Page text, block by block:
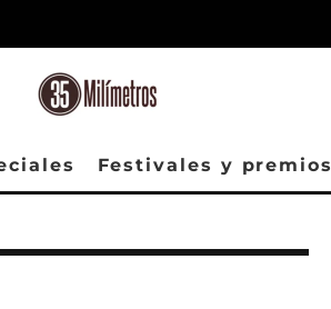
Festivales y premios